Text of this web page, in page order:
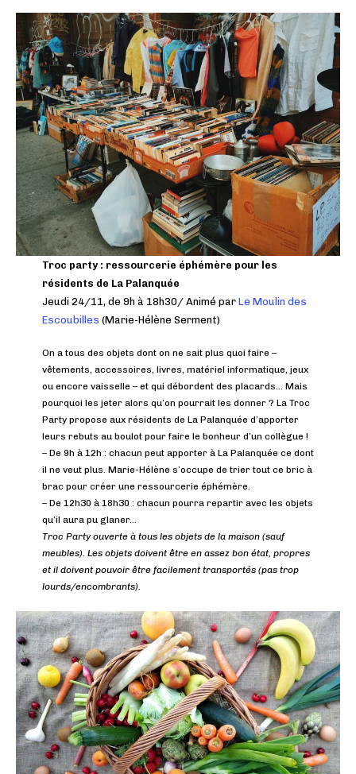
Troc party : ressourcerie éphémère pour les
résidents de La Palanquée
Jeudi 24/11, de 9h à 18h30/ Animé par Le Moulin des
Escoubilles (Marie-Hélène Serment)
On a tous des objets dont on ne sait plus quoi faire –
vêtements, accessoires, livres, matériel informatique, jeux
ou encore vaisselle – et qui débordent des placards… Mais
pourquoi les jeter alors qu’on pourrait les donner ? La Troc
Party propose aux résidents de La Palanquée d’apporter
leurs rebuts au boulot pour faire le bonheur d’un collègue !
– De 9h à 12h : chacun peut apporter à La Palanquée ce dont
il ne veut plus. Marie-Hélène s’occupe de trier tout ce bric à
brac pour créer une ressourcerie éphémère.
– De 12h30 à 18h30 : chacun pourra repartir avec les objets
qu’il aura pu glaner…
Troc Party ouverte à tous les objets de la maison (sauf
meubles). Les objets doivent être en assez bon état, propres
et il doivent pouvoir être facilement transportés (pas trop
lourds/encombrants).